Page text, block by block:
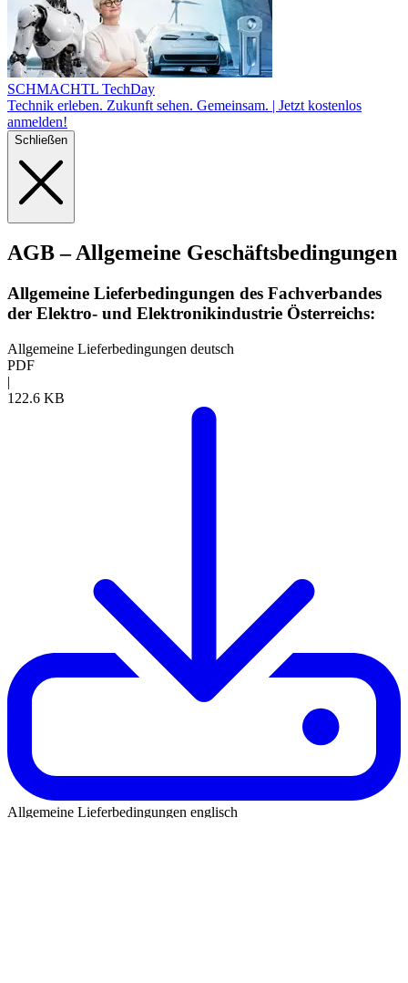
SCHMACHTL TechDay
Technik erleben. Zukunft sehen. Gemeinsam. | Jetzt kostenlos
anmelden!
Schließen
AGB– Allgemeine Geschäftsbedingungen
Allgemeine Lieferbedingungen des Fachverbandes
der Elektro- und Elektronikindustrie Österreichs:
Allgemeine Lieferbedingungen deutsch
PDF
|
122.6 KB
Allgemeine Lieferbedingungen englisch